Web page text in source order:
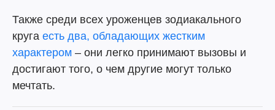
Также среди всех уроженцев зодиакального
круга есть два, обладающих жестким
характером – они легко принимают вызовы и
достигают того, о чем другие могут только
мечтать.